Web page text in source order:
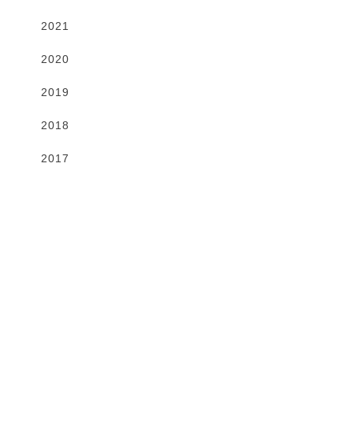
2021
2020
2019
2018
2017